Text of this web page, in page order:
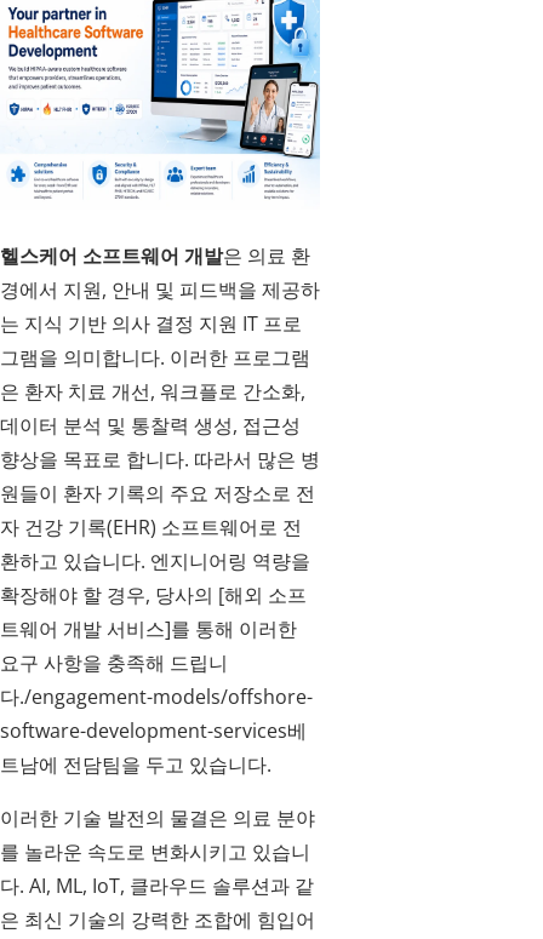
헬스케어 소프트웨어 개발은 의료 환
경에서 지원, 안내 및 피드백을 제공하
는 지식 기반 의사 결정 지원 IT 프로
그램을 의미합니다. 이러한 프로그램
은 환자 치료 개선, 워크플로 간소화,
데이터 분석 및 통찰력 생성, 접근성
향상을 목표로 합니다. 따라서 많은 병
원들이 환자 기록의 주요 저장소로 전
자 건강 기록(EHR) 소프트웨어로 전
환하고 있습니다. 엔지니어링 역량을
확장해야 할 경우, 당사의 [해외 소프
트웨어 개발 서비스]를 통해 이러한
요구 사항을 충족해 드립니
다./engagement-models/offshore-
software-development-services베
트남에 전담팀을 두고 있습니다.
이러한 기술 발전의 물결은 의료 분야
를 놀라운 속도로 변화시키고 있습니
다. AI, ML, IoT, 클라우드 솔루션과 같
은 최신 기술의 강력한 조합에 힘입어